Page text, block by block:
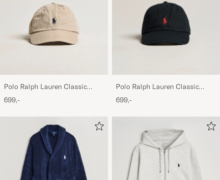
Polo Ralph Lauren Classic
Sports Cap Beige
699,-
Polo Ralph Lauren Classic
Sports Cap Black
699,-